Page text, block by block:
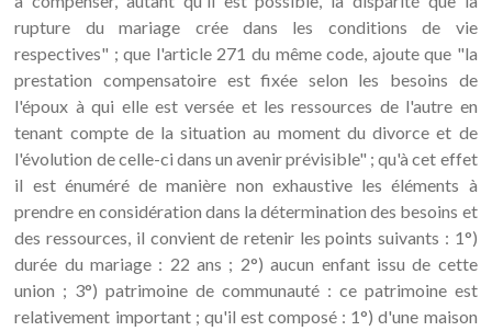
rupture du mariage crée dans les conditions de vie
respectives" ; que l'article 271 du même code, ajoute que "la
prestation compensatoire est fixée selon les besoins de
l'époux à qui elle est versée et les ressources de l'autre en
tenant compte de la situation au moment du divorce et de
l'évolution de celle-ci dans un avenir prévisible" ; qu'à cet effet
il est énuméré de manière non exhaustive les éléments à
prendre en considération dans la détermination des besoins et
des ressources, il convient de retenir les points suivants : 1°)
durée du mariage : 22 ans ; 2°) aucun enfant issu de cette
union ; 3°) patrimoine de communauté : ce patrimoine est
relativement important ; qu'il est composé : 1°) d'une maison